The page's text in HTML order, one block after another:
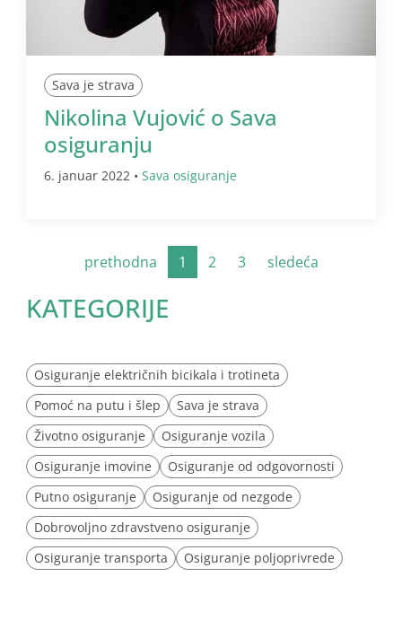
Sava je strava
Nikolina Vujović o Sava
osiguranju
6. januar 2022 • Sava osiguranje
prethodna 1 2 3 sledeća
KATEGORIJE
Osiguranje električnih bicikala i trotineta
Pomoć na putu i šlep
Sava je strava
Životno osiguranje
Osiguranje vozila
Osiguranje imovine
Osiguranje od odgovornosti
Putno osiguranje
Osiguranje od nezgode
Dobrovoljno zdravstveno osiguranje
Osiguranje transporta
Osiguranje poljoprivrede